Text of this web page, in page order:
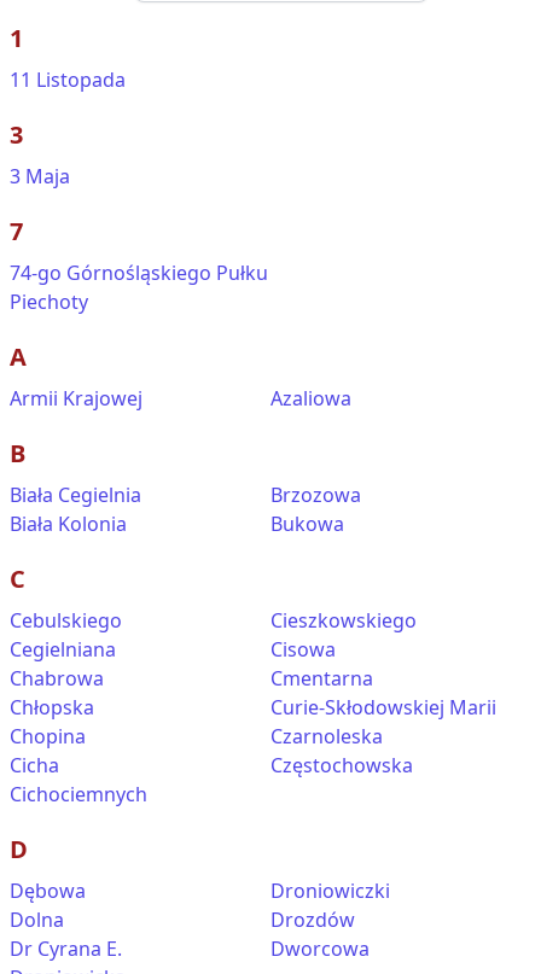
1
11 Listopada
3
3 Maja
7
74-go Górnośląskiego Pułku
Piechoty
A
Armii Krajowej Azaliowa
B
Biała Cegielnia
Biała Kolonia
Brzozowa
Bukowa
C
Cebulskiego
Cegielniana
Chabrowa
Chłopska
Chopina
Cicha
Cichociemnych
Cieszkowskiego
Cisowa
Cmentarna
Curie-Skłodowskiej Marii
Czarnoleska
Częstochowska
D
Dębowa
Dolna
Dr Cyrana E.
Droniowiczki
Drozdów
Dworcowa